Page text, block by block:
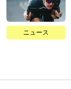
ニュース